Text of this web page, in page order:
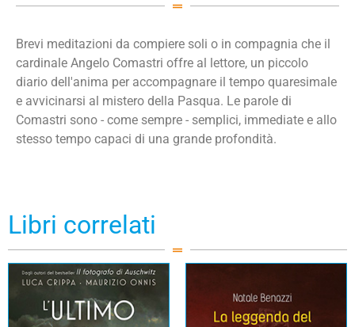
Brevi meditazioni da compiere soli o in compagnia che il
cardinale Angelo Comastri offre al lettore, un piccolo
diario dell'anima per accompagnare il tempo quaresimale
e avvicinarsi al mistero della Pasqua. Le parole di
Comastri sono - come sempre - semplici, immediate e allo
stesso tempo capaci di una grande profondità.
Libri correlati